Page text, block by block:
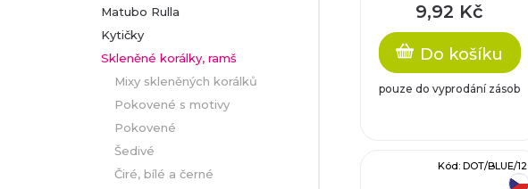
Matubo Rulla
Kytičky
Skleněné korálky, ramš
Mixy skleněných korálků
Pokovené s motivy
Pokovené
Šedivé
Čiré, bílé a černé
9,92 Kč
Do košíku
pouze do vyprodání zásob
Kód: DOT/BLUE/12